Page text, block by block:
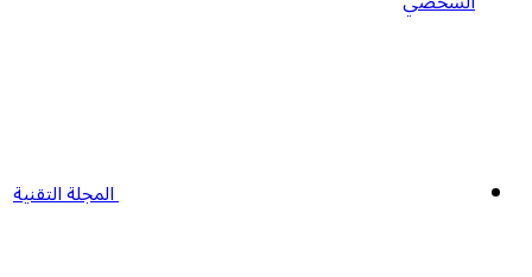
المجلة التقنية